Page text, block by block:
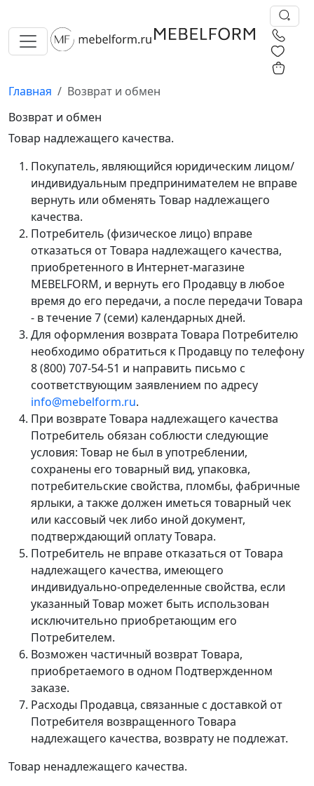
Главная
Возврат и обмен
Возврат и обмен
Товар надлежащего качества.
Покупатель, являющийся юридическим лицом/
индивидуальным предпринимателем не вправе
вернуть или обменять Товар надлежащего
качества.
Потребитель (физическое лицо) вправе
отказаться от Товара надлежащего качества,
приобретенного в Интернет-магазине
MEBELFORM, и вернуть его Продавцу в любое
время до его передачи, а после передачи Товара
- в течение 7 (семи) календарных дней.
Для оформления возврата Товара Потребителю
необходимо обратиться к Продавцу по телефону
8 (800) 707-54-51 и направить письмо с
соответствующим заявлением по адресу
info@mebelform.ru.
При возврате Товара надлежащего качества
Потребитель обязан соблюсти следующие
условия: Товар не был в употреблении,
сохранены его товарный вид, упаковка,
потребительские свойства, пломбы, фабричные
ярлыки, а также должен иметься товарный чек
или кассовый чек либо иной документ,
подтверждающий оплату Товара.
Потребитель не вправе отказаться от Товара
надлежащего качества, имеющего
индивидуально-определенные свойства, если
указанный Товар может быть использован
исключительно приобретающим его
Потребителем.
Возможен частичный возврат Товара,
приобретаемого в одном Подтвержденном
заказе.
Расходы Продавца, связанные с доставкой от
Потребителя возвращенного Товара
надлежащего качества, возврату не подлежат.
Товар ненадлежащего качества.